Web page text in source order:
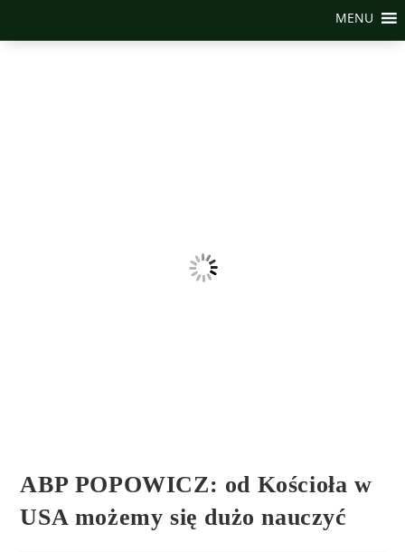
MENU
ABP POPOWICZ: od Kościoła w
USA możemy się dużo nauczyć